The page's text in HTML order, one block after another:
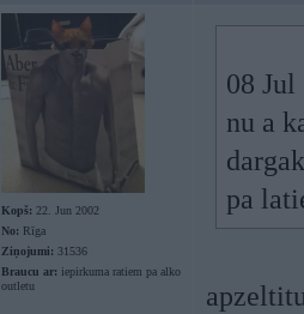
Kopš: 22. Jun 2002
No: Rīga
Ziņojumi: 31536
Braucu ar: iepirkuma ratiem pa alko
outletu
08
nu a
pa